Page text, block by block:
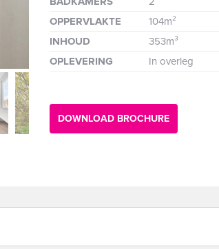
volgende
OPPERVLAKTE
104m²
INHOUD
353m³
OPLEVERING
In overleg
DOWNLOAD BROCHURE